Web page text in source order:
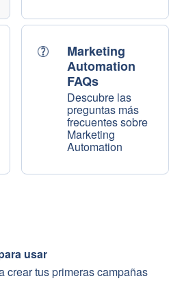
Marketing
Automation
FAQs
Descubre las
preguntas más
frecuentes sobre
Marketing
Automation
usar
crear tus primeras campañas